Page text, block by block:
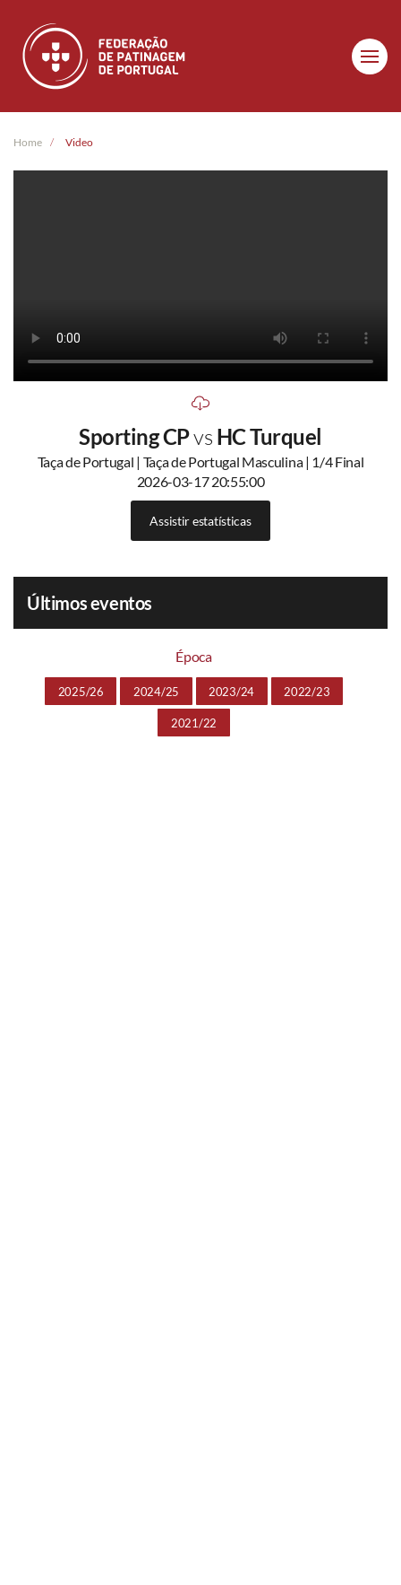
Skip to main content
Home Video
Sporting CPvs HC Turquel
Taça de Portugal | Taça de Portugal Masculina | 1/4 Final
2026-03-17 20:55:00
Assistir estatísticas
Últimos eventos
Época
2025/26 2024/25 2023/24 2022/23
2021/22